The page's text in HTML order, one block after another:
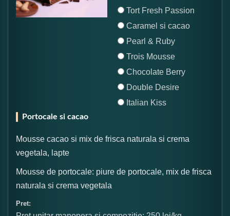
Tort Fresh Passion
Caramel si cacao
Pearl & Ruby
Trois Mousse
Chocolate Berry
Double Desire
Italian Kiss
Portocale si cacao
Mousse cacao si mix de frisca naturala si crema
vegetala, lapte
Mousse de portocale: piure de portocale, mix de frisca
naturala si crema vegetala
Pret: